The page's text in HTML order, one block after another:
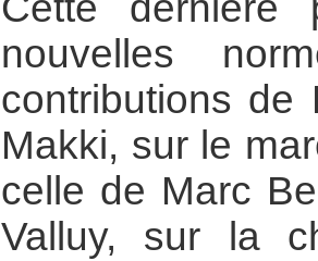
nouvelles
contributions de
Makki, sur le
celle de Marc
Valluy, sur la